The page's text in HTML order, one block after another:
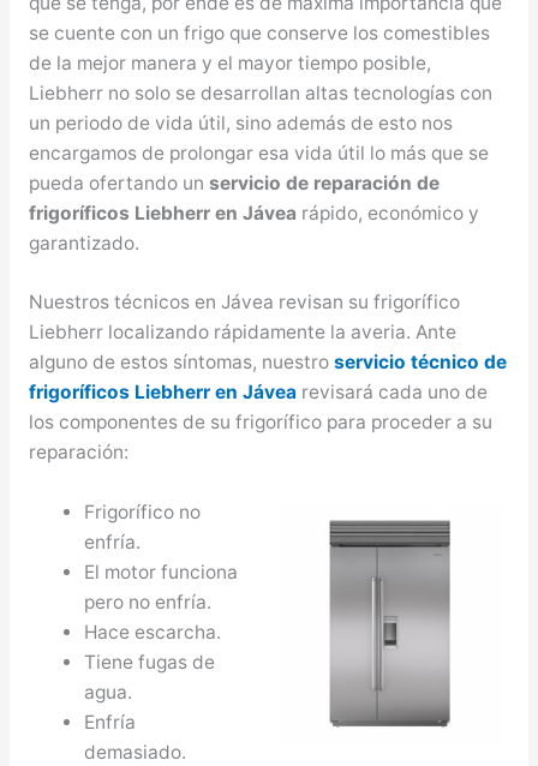
se cuente con un frigo que conserve los comestibles
de la mejor manera y el mayor tiempo posible,
Liebherr no solo se desarrollan altas tecnologías con
un periodo de vida útil, sino además de esto nos
encargamos de prolongar esa vida útil lo más que se
pueda ofertando un servicio de reparación de
frigoríficos Liebherr en Jávea rápido, económico y
garantizado.
Nuestros técnicos en Jávea revisan su frigorífico
Liebherr localizando rápidamente la averia. Ante
alguno de estos síntomas, nuestro servicio técnico de
frigoríficos Liebherr en Jávearevisará cada uno de
los componentes de su frigorífico para proceder a su
reparación:
Frigorífico no
enfría.
El motor funciona
pero no enfría.
Hace escarcha.
Tiene fugas de
agua.
Enfría
demasiado.